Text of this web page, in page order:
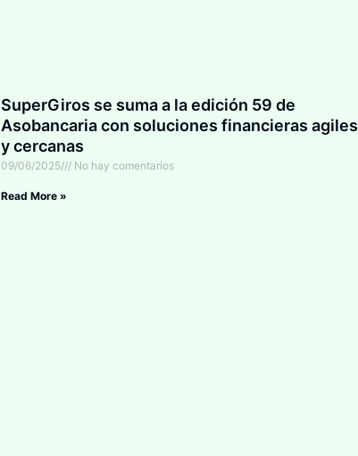
SuperGiros se suma a la edición 59 de
Asobancaria con soluciones financieras agiles
y cercanas
09/06/2025 No hay comentarios
Read More »